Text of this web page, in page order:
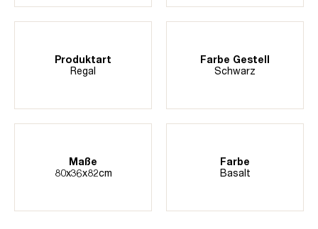
Produktart
Regal
Farbe Gestell
Schwarz
Maße
80x36x82cm
Farbe
Basalt